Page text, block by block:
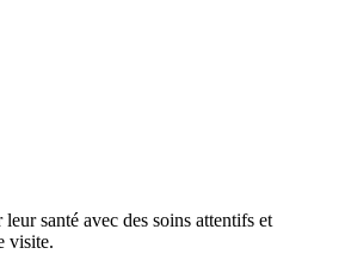
santé avec des soins attentifs et
visite.